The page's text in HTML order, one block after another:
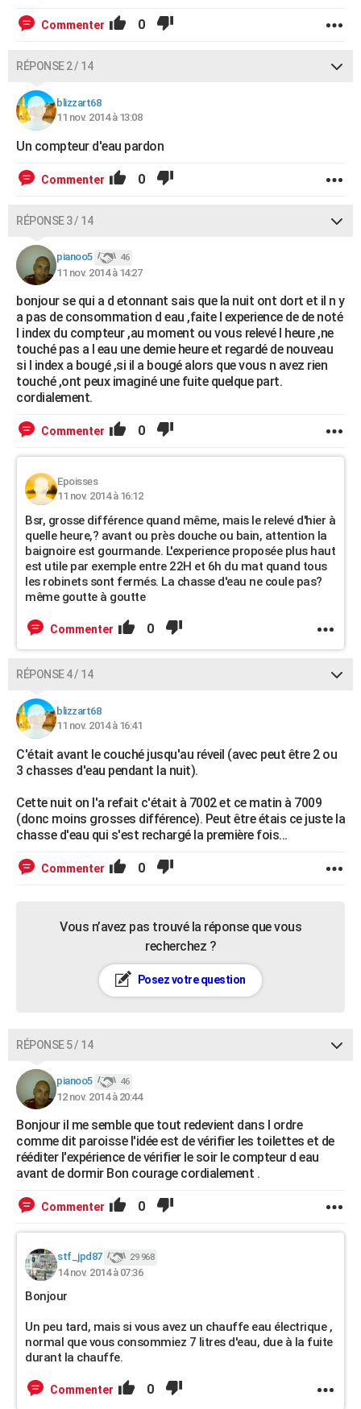
Commenter 0
RÉPONSE 2 / 14
blizzart68
11 nov. 2014 à 13:08
Un compteur d'eau pardon
Commenter 0
RÉPONSE 3 / 14
pianoo5 46
11 nov. 2014 à 14:27
bonjour se qui a d etonnant sais que la nuit ont dort et il n y
a pas de consommation d eau ,faite l experience de de noté
l index du compteur ,au moment ou vous relevé l heure ,ne
touché pas a l eau une demie heure et regardé de nouveau
si l index a bougé ,si il a bougé alors que vous n avez rien
touché ,ont peux imaginé une fuite quelque part.
cordialement.
Commenter 0
Epoisses
11 nov. 2014 à 16:12
Bsr, grosse différence quand même, mais le relevé d'hier à
quelle heure,? avant ou près douche ou bain, attention la
baignoire est gourmande. L'experience proposée plus haut
est utile par exemple entre 22H et 6h du mat quand tous
les robinets sont fermés. La chasse d'eau ne coule pas?
même goutte à goutte
Commenter 0
RÉPONSE 4 / 14
blizzart68
11 nov. 2014 à 16:41
C'était avant le couché jusqu'au réveil (avec peut être 2 ou
3 chasses d'eau pendant la nuit).
Cette nuit on l'a refait c'était à 7002 et ce matin à 7009
(donc moins grosses différence). Peut être étais ce juste la
chasse d'eau qui s'est rechargé la première fois...
Commenter 0
Vous n’avez pas trouvé la réponse que vous
recherchez ?
Posez votre question
RÉPONSE 5 / 14
pianoo5 46
12 nov. 2014 à 20:44
Bonjour il me semble que tout redevient dans l ordre
comme dit paroisse l'idée est de vérifier les toilettes et de
rééditer l'expérience de vérifier le soir le compteur d eau
avant de dormir Bon courage cordialement .
Commenter 0
stf_jpd87 29 968
14 nov. 2014 à 07:36
Bonjour
Un peu tard, mais si vous avez un chauffe eau électrique ,
normal que vous consommiez 7 litres d'eau, due à la fuite
durant la chauffe.
Commenter 0